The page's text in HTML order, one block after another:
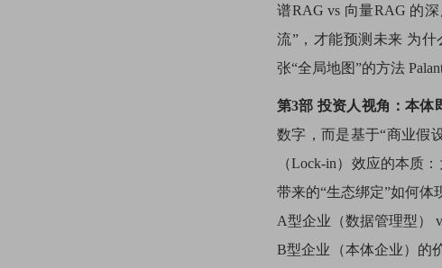
谱RAG vs 向量RAG 的
流”，才能预测未来 为
张“全局地图”的方法
第3部 投资人视角：本体
数字，而是基于“商业假
（Lock-in）效应的本质
带来的“生态绑定”如何体
A型企业（数据管理型）
B型企业（本体企业）的